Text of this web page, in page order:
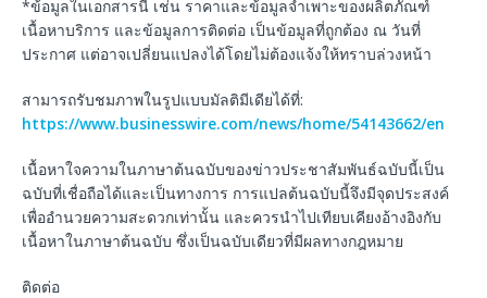
*ข้อมูลในเอกสารนี้ เช่น ราคาและข้อมูลจําเพาะของผลิตภัณฑ์
เนื้อหาบริการ และข้อมูลการติดต่อ เป็นข้อมูลที่ถูกต้อง ณ วันที่
ประกาศ แต่อาจเปลี่ยนแปลงได้โดยไม่ต้องแจ้งให้ทราบล่วงหน้า
สามารถรับชมภาพในรูปแบบมัลติมีเดียได้ที่:
https://www.businesswire.com/news/home/54143662/en
เนื้อหาใจความในภาษาต้นฉบับของข่าวประชาสัมพันธ์ฉบับนี้เป็น
ฉบับที่เชื่อถือได้และเป็นทางการ การแปลต้นฉบับนี้จึงมีจุดประสงค์
เพื่ออำนวยความสะดวกเท่านั้น และควรนำไปเทียบเคียงอ้างอิงกับ
เนื้อหาในภาษาต้นฉบับ ซึ่งเป็นฉบับเดียวที่มีผลทางกฎหมาย
ติดต่อ